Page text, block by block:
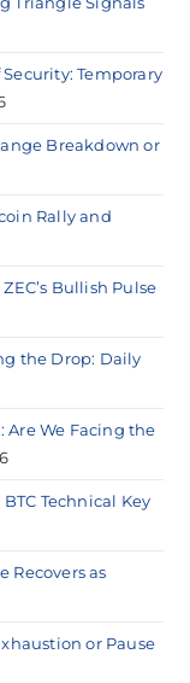
Temporary
Breakdown or
Rally and
Bullish Pulse
the Drop: Daily
Are We Facing the
Technical Key
Recovers as
or Pause